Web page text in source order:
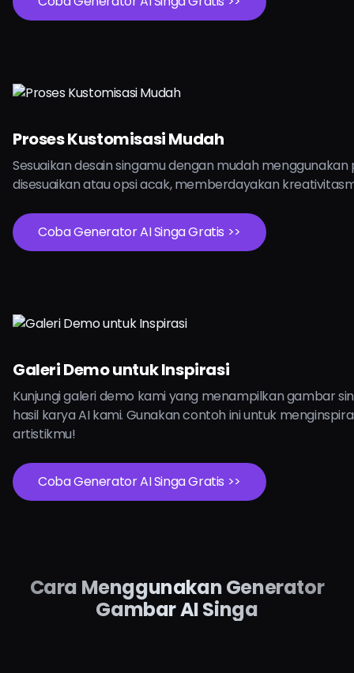
Proses Kustomisasi Mudah
Sesuaikan desain singamu dengan mudah
disesuaikan atau opsi acak, memberdayakan
Coba Generator AI Singa Gratis >>
Galeri Demo untuk Inspirasi
Kunjungi galeri demo kami yang menampilkan gambar
hasil karya AI kami. Gunakan contoh ini untuk
artistikmu!
Coba Generator AI Singa Gratis >>
Cara Menggunakan Generator
Gambar AI Singa